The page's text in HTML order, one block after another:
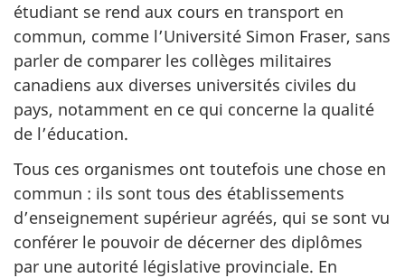
étudiant se rend aux cours en transport en
commun, comme l’Université Simon Fraser, sans
parler de comparer les collèges militaires
canadiens aux diverses universités civiles du
pays, notamment en ce qui concerne la qualité
de l’éducation.
Tous ces organismes ont toutefois une chose en
commun : ils sont tous des établissements
d’enseignement supérieur agréés, qui se sont vu
conférer le pouvoir de décerner des diplômes
par une autorité législative provinciale. En